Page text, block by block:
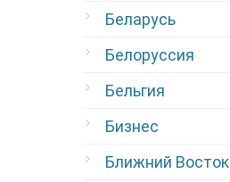
Беларусь
Белоруссия
Бельгия
Бизнес
Ближний Восток